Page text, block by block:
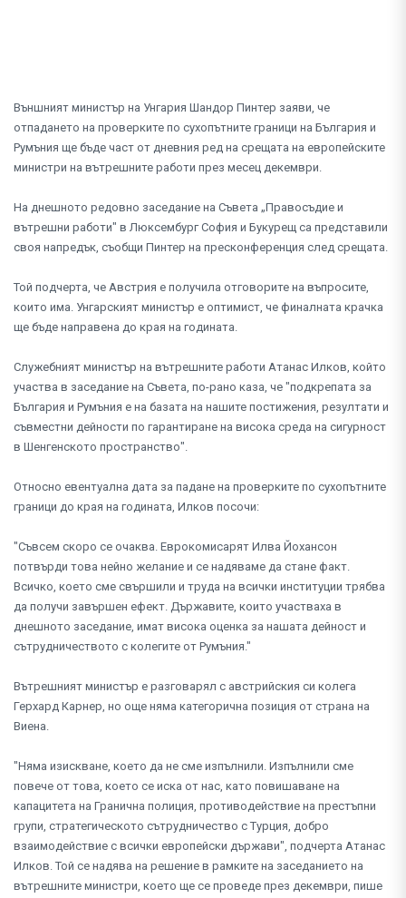
Външният министър на Унгария Шандор Пинтер заяви, че
отпадането на проверките по сухопътните граници на България и
Румъния ще бъде част от дневния ред на срещата на европейските
министри на вътрешните работи през месец декември.
На днешното редовно заседание на Съвета „Правосъдие и
вътрешни работи" в Люксембург София и Букурещ са представили
своя напредък, съобщи Пинтер на пресконференция след срещата.
Той подчерта, че Австрия е получила отговорите на въпросите,
които има. Унгарският министър е оптимист, че финалната крачка
ще бъде направена до края на годината.
Служебният министър на вътрешните работи Атанас Илков, който
участва в заседание на Съвета, по-рано каза, че "подкрепата за
България и Румъния е на базата на нашите постижения, резултати и
съвместни дейности по гарантиране на висока среда на сигурност
в Шенгенското пространство".
Относно евентуална дата за падане на проверките по сухопътните
граници до края на годината, Илков посочи:
"Съвсем скоро се очаква. Еврокомисарят Илва Йохансон
потвърди това нейно желание и се надяваме да стане факт.
Всичко, което сме свършили и труда на всички институции трябва
да получи завършен ефект. Държавите, които участваха в
днешното заседание, имат висока оценка за нашата дейност и
сътрудничеството с колегите от Румъния."
Вътрешният министър е разговарял с австрийския си колега
Герхард Карнер, но още няма категорична позиция от страна на
Виена.
"Няма изискване, което да не сме изпълнили. Изпълнили сме
повече от това, което се иска от нас, като повишаване на
капацитета на Гранична полиция, противодействие на престъпни
групи, стратегическото сътрудничество с Турция, добро
взаимодействие с всички европейски държави", подчерта Атанас
Илков. Той се надява на решение в рамките на заседанието на
вътрешните министри, което ще се проведе през декември, пише